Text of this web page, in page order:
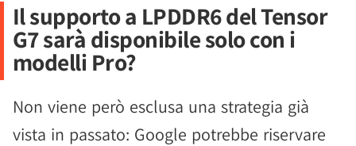
Il supporto a LPDDR6 del Tensor
G7 sarà disponibile solo con i
modelli Pro?
Non viene però esclusa una strategia già
vista in passato: Google potrebbe riservare